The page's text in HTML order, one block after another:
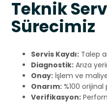
Teknik
Sürecimiz
Servis Kaydı: Talep
Diagnostik: Arıza
Onay: İşlem ve
Onarım: %100 orijinal
Verifikasyon: